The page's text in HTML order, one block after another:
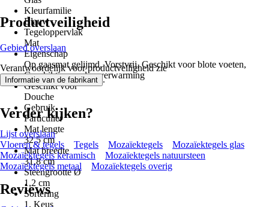
Kleurfamilie
Blauw
Tegeloppervlak
Mat
Eigenschap
Op gaasmat gelijmd, Vorstvrij, Geschikt voor blote voeten,
Geschikt voor vloerverwarming
Geschikt voor
Douche
Gebruik
Particulier
Mat lengte
32,5 cm
Mat breedte
31,8 cm
Steengrootte Ø
1,2 cm
Sortering
1. Keus
Productveiligheid
Gebied overslaan
Verantwoordelijk voor productveiligheid zie
Informatie van de fabrikant .
Verder kijken?
Lijst overslaan
Vloeren & tegels
Tegels Mozaïektegels
Mozaïektegels glas
Mozaïektegels keramisch
Mozaïektegels natuursteen
Mozaïektegels metaal
Mozaïektegels overig
Reviews